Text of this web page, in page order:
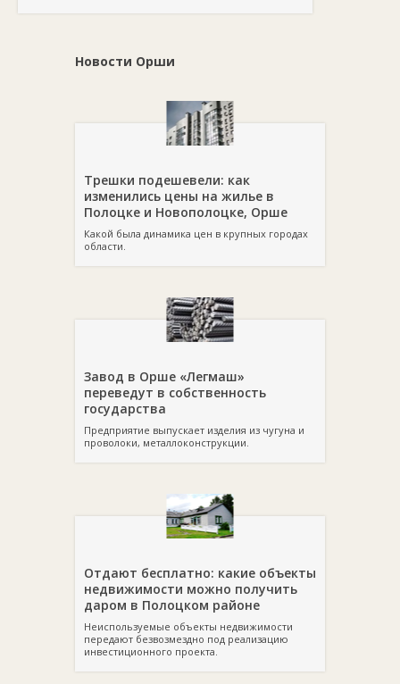
Новости Орши
Трешки подешевели: как
изменились цены на жилье в
Полоцке и Новополоцке, Орше
Какой была динамика цен в крупных городах
области.
Завод в Орше «Легмаш»
переведут в собственность
государства
Предприятие выпускает изделия из чугуна и
проволоки, металлоконструкции.
Отдают бесплатно: какие объекты
недвижимости можно получить
даром в Полоцком районе
Неиспользуемые объекты недвижимости
передают безвозмездно под реализацию
инвестиционного проекта.